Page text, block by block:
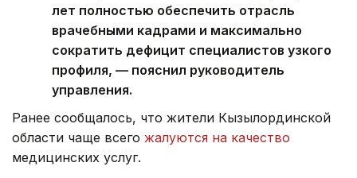
лет полностью обеспечить отрасль
врачебными кадрами и максимально
сократить дефицит специалистов узкого
профиля, — пояснил руководитель
управления.
Ранее сообщалось, что жители Кызылординской
области чаще всего жалуются на качество
медицинских услуг.